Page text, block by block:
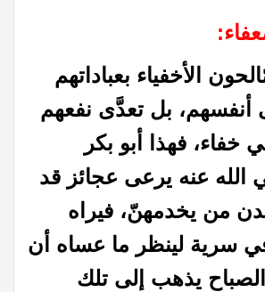
:
الأخفياء بعباداتهم
أنفسهم، بل تعدَّى نفعهم
خفاء، فهذا أبو بكر
الله عنه يرعى عجائز قد
من يخدمهنّ، فيراه
سرية لينظر ما عساه أن
يذهب إلى تلك